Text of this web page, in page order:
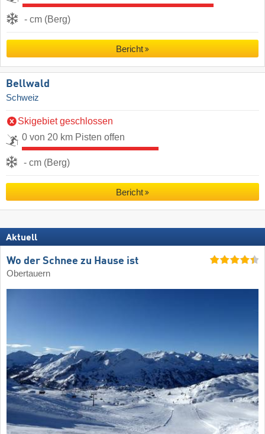
- cm (Berg)
Bericht
Bellwald
Schweiz
Skigebiet geschlossen
0 von 20 km Pisten offen
- cm (Berg)
Bericht
Aktuell
Wo der Schnee zu Hause ist
Obertauern